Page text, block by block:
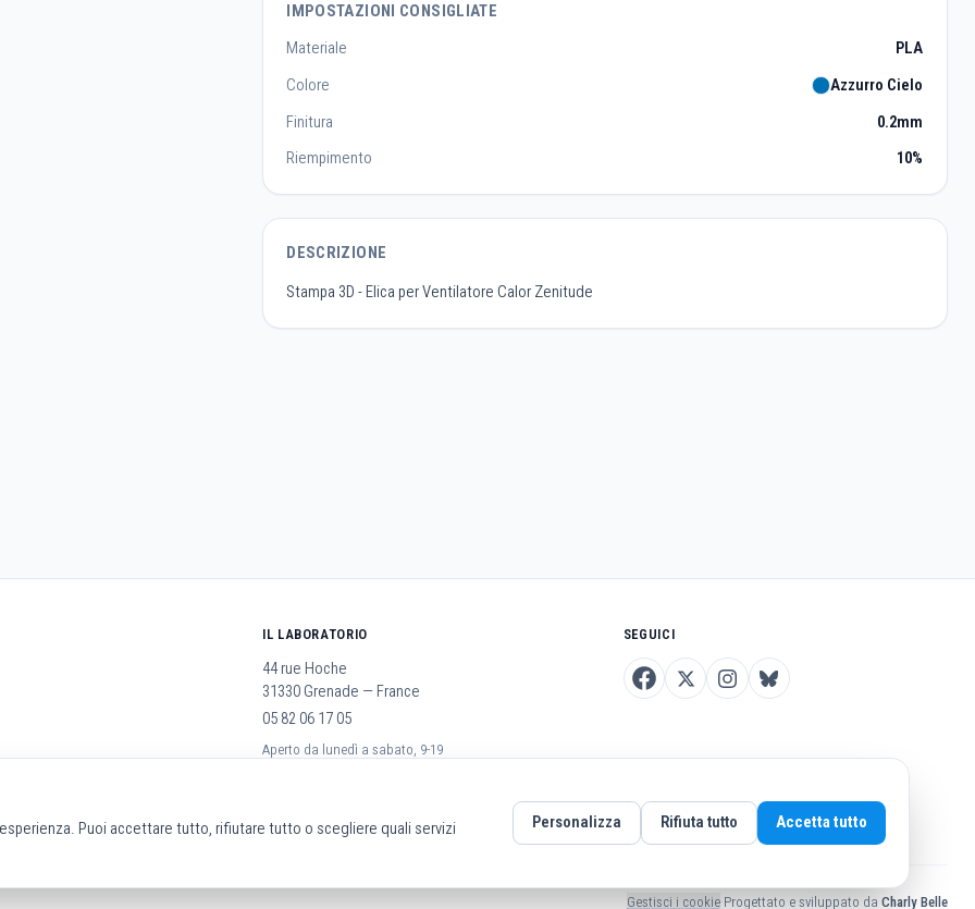
IMPOSTAZIONI CONSIGLIATE
Materiale
PLA
Colore
Azzurro Cielo
Finitura
0.2mm
Riempimento
10%
DESCRIZIONE
Stampa 3D - Elica per Ventilatore Calor Zenitude
IL LABORATORIO
44 rue Hoche
31330 Grenade — France
05 82 06 17 05
Aperto da lunedì a sabato, 9-19
SEGUICI
Gestisci i cookie·Progettato e sviluppato da Charly Belle
Puoi accettare tutto, rifiutare tutto o scegliere quali servizi Personalizza Rifiuta tutto Accetta tutto